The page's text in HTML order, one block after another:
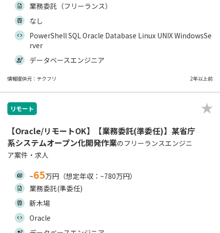
業務委託（フリーランス）
なし
PowerShell SQL Oracle Database Linux UNIX WindowsSe
rver
データベースエンジニア
情報提供元：テクフリ 2年以上前
リモート
【Oracle/リモートOK】【業務委託(準委任)】某省庁
系システムオープン化開発作業のフリーランスエンジニ
ア案件・求人
~65万円（想定年収：~780万円）
業務委託(準委任)
新木場
Oracle